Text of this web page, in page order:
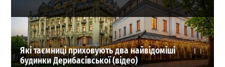
Які таємниці приховують два найвідоміші
будинки Дерибасівської (відео)